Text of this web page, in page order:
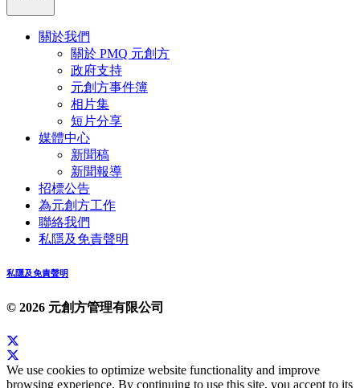
關於我們
關於 PMQ 元創方
政府支持
元創方事件簿
相片集
短片分享
媒體中心
新聞稿
新聞報導
招標公告
為元創方工作
聯絡我們
私隱及免責聲明
私隱及免責聲明
© 2026 元創方管理有限公司
We use cookies to optimize website functionality and improve
browsing experience. By continuing to use this site, you accept to its